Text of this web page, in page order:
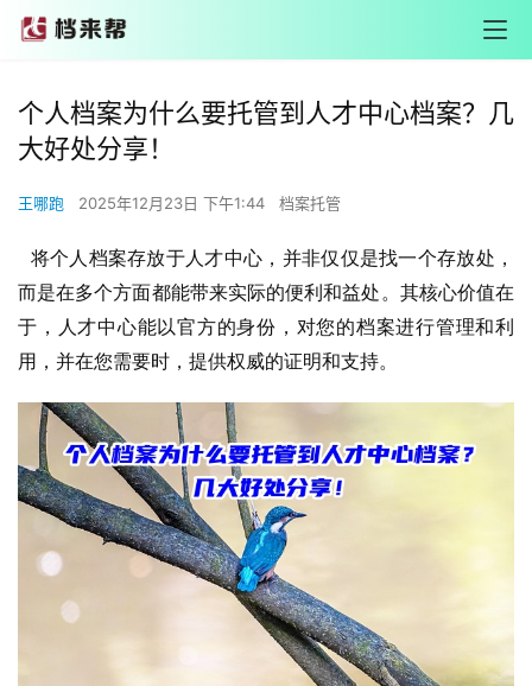
个人档案为什么要托管到人才中心档案？几
大好处分享！
王哪跑 2025年12月23日 下午1:44 档案托管
将个人档案存放于人才中心，并非仅仅是找一个存放处，
而是在多个方面都能带来实际的便利和益处。其核心价值在
于，人才中心能以官方的身份，对您的档案进行管理和利
用，并在您需要时，提供权威的证明和支持。